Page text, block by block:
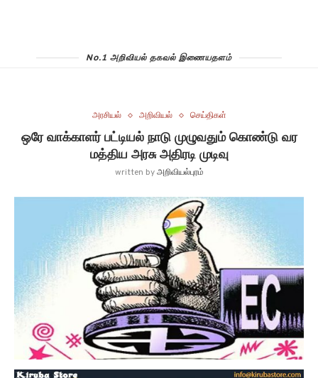
No.1 அறிவியல் தகவல் இணையதளம்
அரசியல் அறிவியல் செய்திகள்
ஒரே வாக்காளர் பட்டியல் நாடு முழுவதும் கொண்டு வர
மத்திய அரசு அதிரடி முடிவு
written byஅறிவியல்புரம்